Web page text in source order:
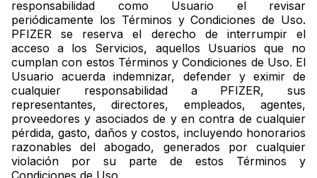
responsabilidad como Usuario el revisar
periódicamente los Términos y Condiciones de Uso.
PFIZER se reserva el derecho de interrumpir el
acceso a los Servicios, aquellos Usuarios que no
cumplan con estos Términos y Condiciones de Uso. El
Usuario acuerda indemnizar, defender y eximir de
cualquier responsabilidad a PFIZER, sus
representantes, directores, empleados, agentes,
proveedores y asociados de y en contra de cualquier
pérdida, gasto, daños y costos, incluyendo honorarios
razonables del abogado, generados por cualquier
violación por su parte de estos Términos y
Condiciones de Uso.